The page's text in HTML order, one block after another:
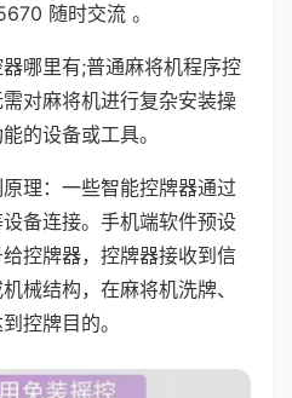
随时交流 。
哪里有;普通麻将机程序控
对麻将机进行复杂安装操
的设备或工具。
理：一些智能控牌器通过
备连接。手机端软件预设
控牌器，控牌器接收到信
械结构，在麻将机洗牌、
控牌目的。